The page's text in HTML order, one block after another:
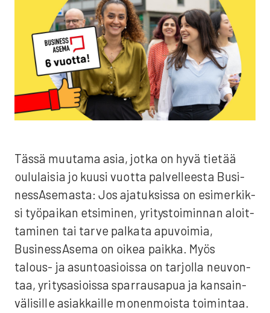
Täs­sä muu­ta­ma asia, jot­ka on hyvä tie­tää
oulu­lai­sia jo kuusi vuot­ta pal­vel­lees­ta Busi­
ness­A­se­mas­ta: Jos aja­tuk­sis­sa on esi­mer­kik­
si työ­pai­kan etsi­mi­nen, yri­tys­toi­min­nan aloit­
ta­mi­nen tai tar­ve pal­ka­ta apu­voi­mia,
Business­Asema on oikea paik­ka. Myös
talous- ja asun­to­asiois­sa on tar­jol­la neu­von­
taa, yri­ty­s­asiois­sa spar­raus­a­pua ja kan­sain­
vä­li­sil­le asiak­kail­le monen­mois­ta toi­min­taa.